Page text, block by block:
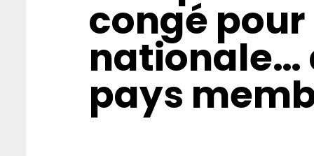
congé
nationale…
pays
Horreur à